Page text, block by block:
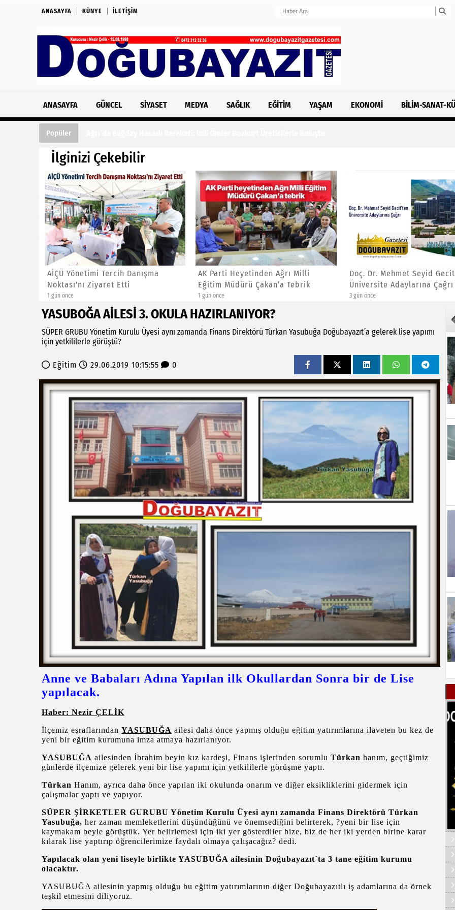
ANASAYFA KÜNYE İLETIŞIM
ANASAYFA GÜNCEL SIYASET MEDYA SAĞLIK EĞITIM YAŞAM EKONOMI BILIM-SANAT-
Popüler
İlginizi Çekebilir
AİÇÜ Yönetimi Tercih Danışma
Noktası'nı Ziyaret Etti
1 gün önce
AK Parti Heyetinden Ağrı Milli
Eğitim Müdürü Çakan’a Tebrik
1 gün önce
Doç. Dr. Mehmet Seyid
Üniversite Adaylarına Çağrı
3 gün önce
YASUBOĞA AİLESİ 3. OKULA HAZIRLANIYOR?
SÜPER GRUBU Yönetim Kurulu Üyesi aynı zamanda Finans Direktörü Türkan Yasubuğa Doğubayazıt´a gelerek lise yapımı
için yetkililerle görüştü?
Eğitim 29.06.2019 10:15:55 0
Anne ve Babaları Adına Yapılan ilk Okullardan Sonra bir de Lise
yapılacak.
Haber: Nezir ÇELİK
İlçemiz eşraflarından YASUBUĞA ailesi daha önce yapmış olduğu eğitim yatırımlarına ilaveten bu kez de
yeni bir eğitim kurumuna imza atmaya hazırlanıyor.
YASUBUĞA ailesinden İbrahim beyin kız kardeşi, Finans işlerinden sorumlu Türkan hanım, geçtiğimiz
günlerde ilçemize gelerek yeni bir lise yapımı için yetkililerle görüşme yaptı.
Türkan Hanım, ayrıca daha önce yapılan iki okulunda onarım ve diğer eksikliklerini gidermek için
çalışmalar yaptı ve yapıyor.
SÜPER ŞİRKETLER GURUBU Yönetim Kurulu Üyesi aynı zamanda Finans Direktörü Türkan
Yasubuğa, her zaman memleketlerini düşündüğünü ve önemsediğini belirterek, ?yeni bir lise için
kaymakam beyle görüştük. Yer belirlemesi için iki yer gösterdiler bize, biz de her iki yerden birine karar
kılarak lise yaptırıp öğrencilerimize faydalı olmaya çalışacağız? dedi.
Yapılacak olan yeni liseyle birlikte YASUBUĞA ailesinin Doğubayazıt´ta 3 tane eğitim kurumu
olacaktır.
YASUBUĞA ailesinin yapmış olduğu bu eğitim yatırımlarının diğer Doğubayazıtlı iş adamlarına da örnek
teşkil etmesini diliyoruz.